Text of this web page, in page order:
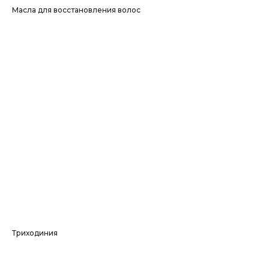
Масла для восстановления волос
Триходиния